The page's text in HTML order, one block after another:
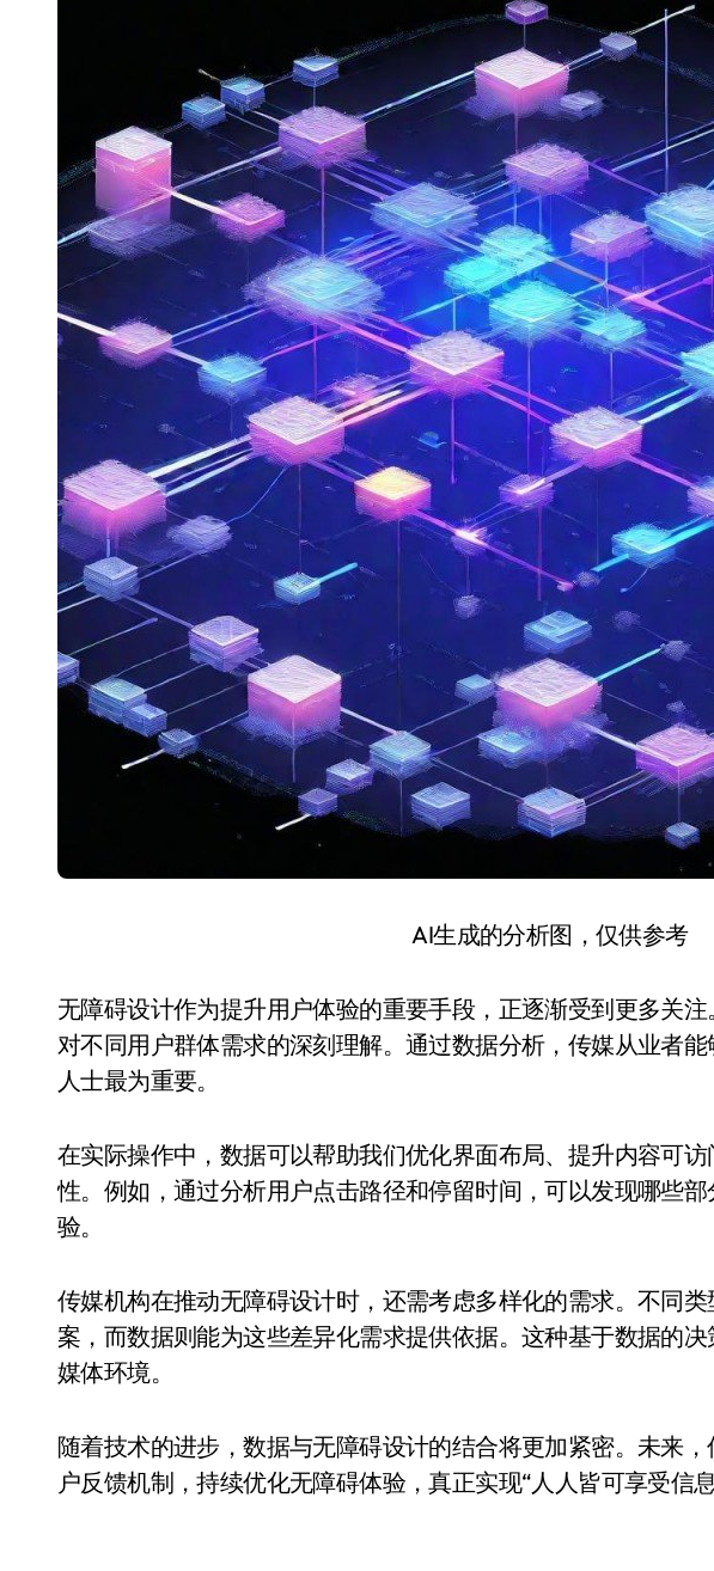
AI生成的分析图，仅供参考
无障碍设计作为提升用户体验的重要手段，正逐渐受到更多关
对不同用户群体需求的深刻理解。通过数据分析，传媒从业者
人士最为重要。
在实际操作中，数据可以帮助我们优化界面布局、提升内容可
性。例如，通过分析用户点击路径和停留时间，可以发现哪些
验。
传媒机构在推动无障碍设计时，还需考虑多样化的需求。不同
案，而数据则能为这些差异化需求提供依据。这种基于数据的
媒体环境。
随着技术的进步，数据与无障碍设计的结合将更加紧密。未来
户反馈机制，持续优化无障碍体验，真正实现“人人皆可享受信息